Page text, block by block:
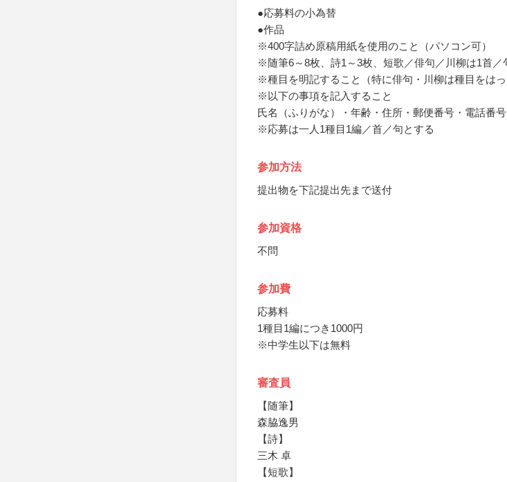
●応募料の小為替
●作品
※400字詰め原稿用紙を使用のこと（パソコン可）
※随筆6～8枚、詩1～3枚、短歌／俳句／川柳は1首／
※種目を明記すること（特に俳句・川柳は種目をはっ
※以下の事項を記入すること
氏名（ふりがな）・年齢・住所・郵便番号・電話番号
※応募は一人1種目1編／首／句とする
参加方法
提出物を下記提出先まで送付
参加資格
不問
参加費
応募料
1種目1編につき1000円
※中学生以下は無料
審査員
【随筆】
森脇逸男
【詩】
三木 卓
【短歌】